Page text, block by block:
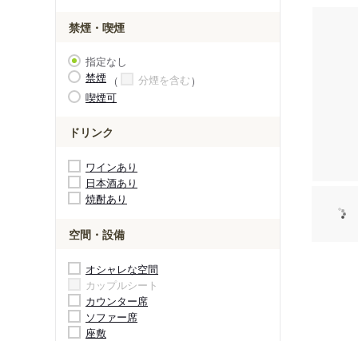
禁煙・喫煙
指定なし
禁煙
分煙を含む
喫煙可
ドリンク
ワインあり
日本酒あり
焼酎あり
空間・設備
オシャレな空間
カップルシート
カウンター席
ソファー席
座敷